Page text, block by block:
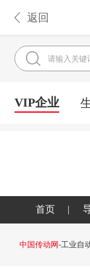
返回
VIP企业
首页 |
中国传动网-工业自